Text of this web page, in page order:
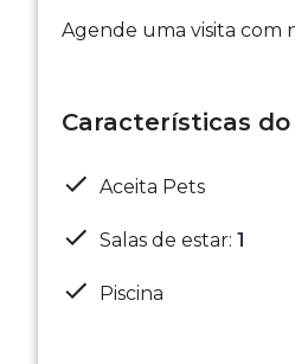
Agende uma visita com
Características
Aceita Pets
Salas de estar: 1
Piscina